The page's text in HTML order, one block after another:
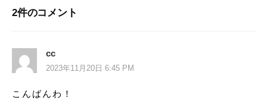
ビ
ー
シ
ョ
2件のコメント
cc
2023年11月20日 6:45 PM
こんばんわ！